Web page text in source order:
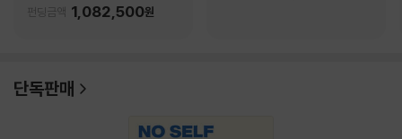
펀딩금액 1,082,500원
단독판매